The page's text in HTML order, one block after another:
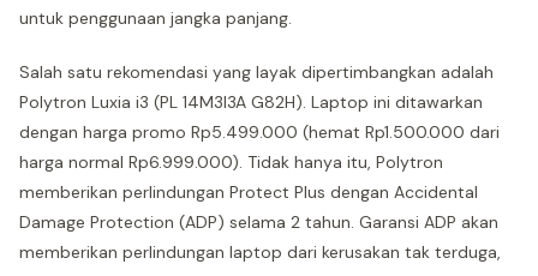
untuk penggunaan jangka panjang.
Salah satu rekomendasi yang layak dipertimbangkan adalah
Polytron Luxia i3 (PL 14M3I3A G82H). Laptop ini ditawarkan
dengan harga promo Rp5.499.000 (hemat Rp1.500.000 dari
harga normal Rp6.999.000). Tidak hanya itu, Polytron
memberikan perlindungan Protect Plus dengan Accidental
Damage Protection (ADP) selama 2 tahun. Garansi ADP akan
memberikan perlindungan laptop dari kerusakan tak terduga,